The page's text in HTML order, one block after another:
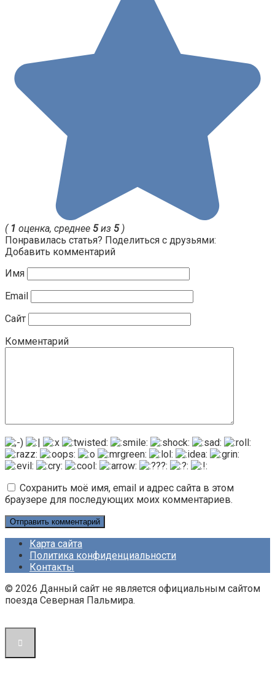
( 1 оценка, среднее 5из 5)
Понравилась статья? Поделиться с друзьями:
Добавить комментарий
Имя
Email
Сайт
Комментарий
Сохранить моё имя, email и адрес сайта в этом
браузере для последующих моих комментариев.
Карта сайта
Политика конфиденциальности
Контакты
© 2026 Данный сайт не является официальным сайтом
поезда Северная Пальмира.